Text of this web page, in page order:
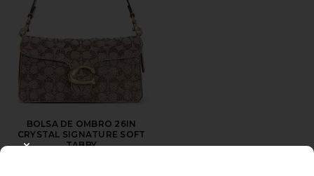
BOLSA DE OMBRO 26IN
CRYSTAL SIGNATURE SOFT
TABBY